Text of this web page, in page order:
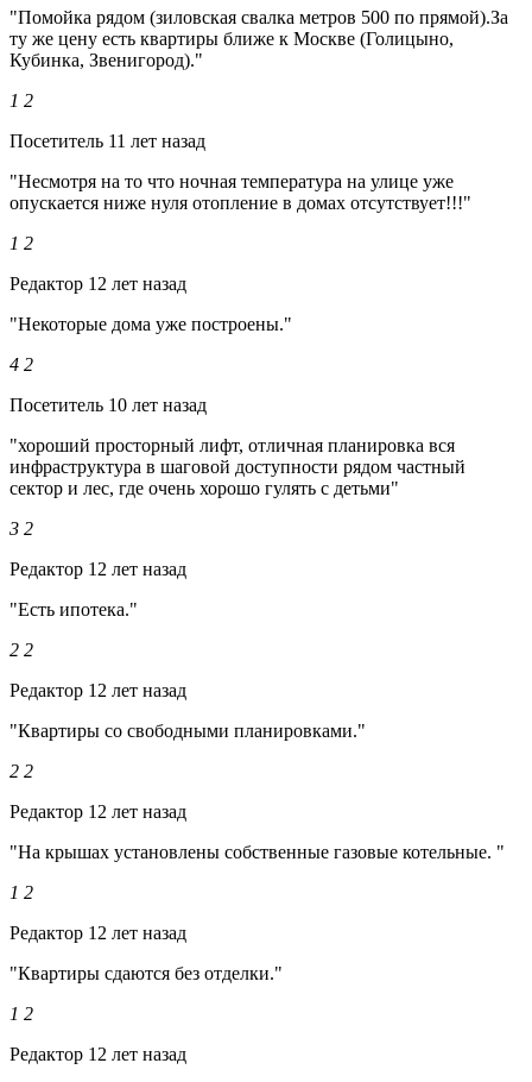
"Помойка рядом (зиловская свалка метров 500 по прямой).За
ту же цену есть квартиры ближе к Москве (Голицыно,
Кубинка, Звенигород)."
1 2
Посетитель 11 лет назад
"Несмотря на то что ночная температура на улице уже
опускается ниже нуля отопление в домах отсутствует!!!"
1 2
Редактор 12 лет назад
"Некоторые дома уже построены."
4 2
Посетитель 10 лет назад
"хороший просторный лифт, отличная планировка вся
инфраструктура в шаговой доступности рядом частный
сектор и лес, где очень хорошо гулять с детьми"
3 2
Редактор 12 лет назад
"Есть ипотека."
2 2
Редактор 12 лет назад
"Квартиры со свободными планировками."
2 2
Редактор 12 лет назад
"На крышах установлены собственные газовые котельные. "
1 2
Редактор 12 лет назад
"Квартиры сдаются без отделки."
1 2
Редактор 12 лет назад